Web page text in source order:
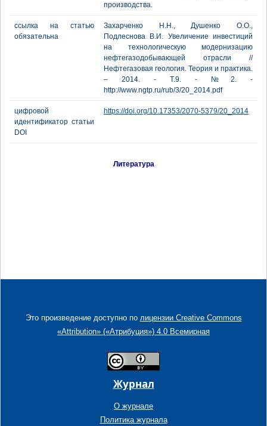
производства.
ссылка на статью
обязательна
Захарченко Н.Н., Душенко О.О.,
Подлеснова В.И. Увеличение инвестиций
на технологическую модернизацию
нефтегазодобывающей отрасли //
Нефтегазовая геология. Теория и практика.
– 2014. - Т.9. - №2. -
http://www.ngtp.ru/rub/3/20_2014.pdf
цифровой
идентификатор статьи
DOI
https://doi.org/10.17353/2070-5379/20_2014
Литература
Это произведение доступно по лицензии Creative Commons
«Attribution» («Атрибуция») 4.0 Всемирная
Журнал
О журнале
Политика журнала